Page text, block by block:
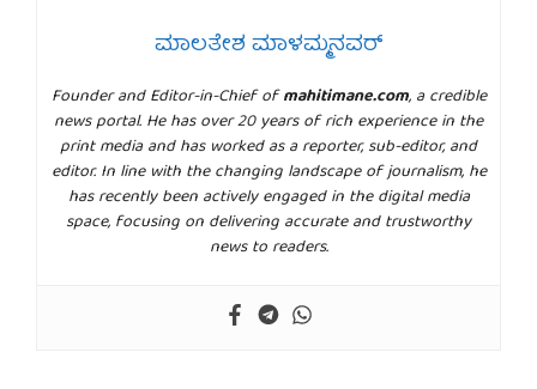
ಮಾಲತೇಶ ಮಾಳಮ್ಮನವರ್
Founder and Editor-in-Chief ofmahitimane.com, a credible
news portal. He has over 20 years of rich experience in the
print media and has worked as a reporter, sub-editor, and
editor. In line with the changing landscape of journalism, he
has recently been actively engaged in the digital media
space, focusing on delivering accurate and trustworthy
news to readers.